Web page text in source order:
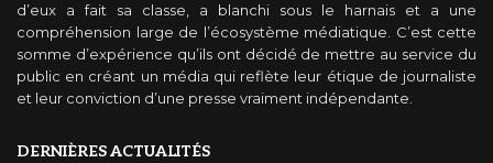
d’eux a fait sa classe, a blanchi sous le harnais et a une
compréhension large de l’écosystème médiatique. C’est cette
somme d’expérience qu’ils ont décidé de mettre au service du
public en créant un média qui reflète leur étique de journaliste
et leur conviction d’une presse vraiment indépendante.
DERNIÈRES ACTUALITÉS